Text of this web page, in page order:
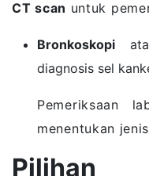
CT scan untuk
Bronkoskopi
diagnosis sel
Pemeriksaan
menentukan
Pilihan